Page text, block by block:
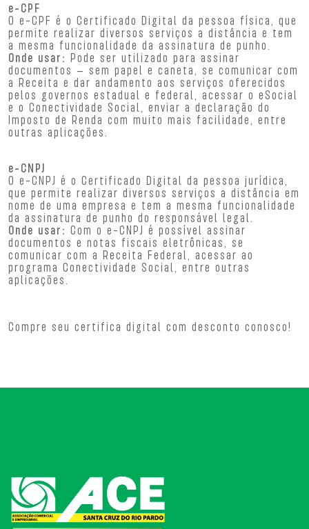
e-CPF
O e-CPF é o Certificado Digital da pessoa física, que
permite realizar diversos serviços a distância e tem
a mesma funcionalidade da assinatura de punho.
Onde usar: Pode ser utilizado para assinar
documentos – sem papel e caneta, se comunicar com
a Receita e dar andamento aos serviços oferecidos
pelos governos estadual e federal, acessar o eSocial
e o Conectividade Social, enviar a declaração do
Imposto de Renda com muito mais facilidade, entre
outras aplicações.
e-CNPJ
O e-CNPJ é o Certificado Digital da pessoa jurídica,
que permite realizar diversos serviços a distância em
nome de uma empresa e tem a mesma funcionalidade
da assinatura de punho do responsável legal.
Onde usar: Com o e-CNPJ é possível assinar
documentos e notas fiscais eletrônicas, se
comunicar com a Receita Federal, acessar ao
programa Conectividade Social, entre outras
aplicações.
Compre seu certifica digital com desconto conosco!